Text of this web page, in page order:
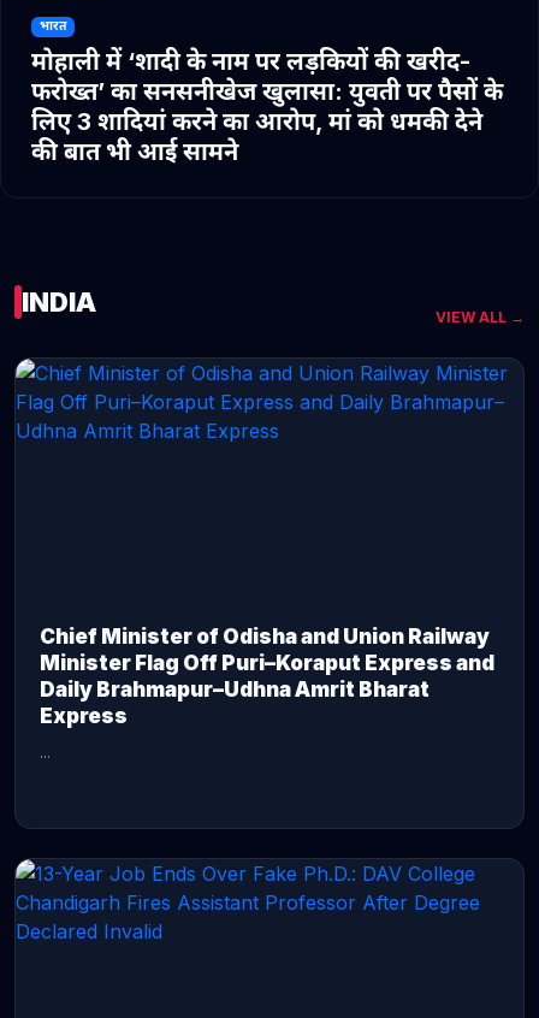
भारत
मोहाली में ‘शादी के नाम पर लड़कियों की खरीद-
फरोख्त’ का सनसनीखेज खुलासा: युवती पर पैसों के
लिए 3 शादियां करने का आरोप, मां को धमकी देने
की बात भी आई सामने
INDIA VIEW ALL →
Chief Minister of Odisha and Union Railway
Minister Flag Off Puri–Koraput Express and
Daily Brahmapur–Udhna Amrit Bharat
Express
...